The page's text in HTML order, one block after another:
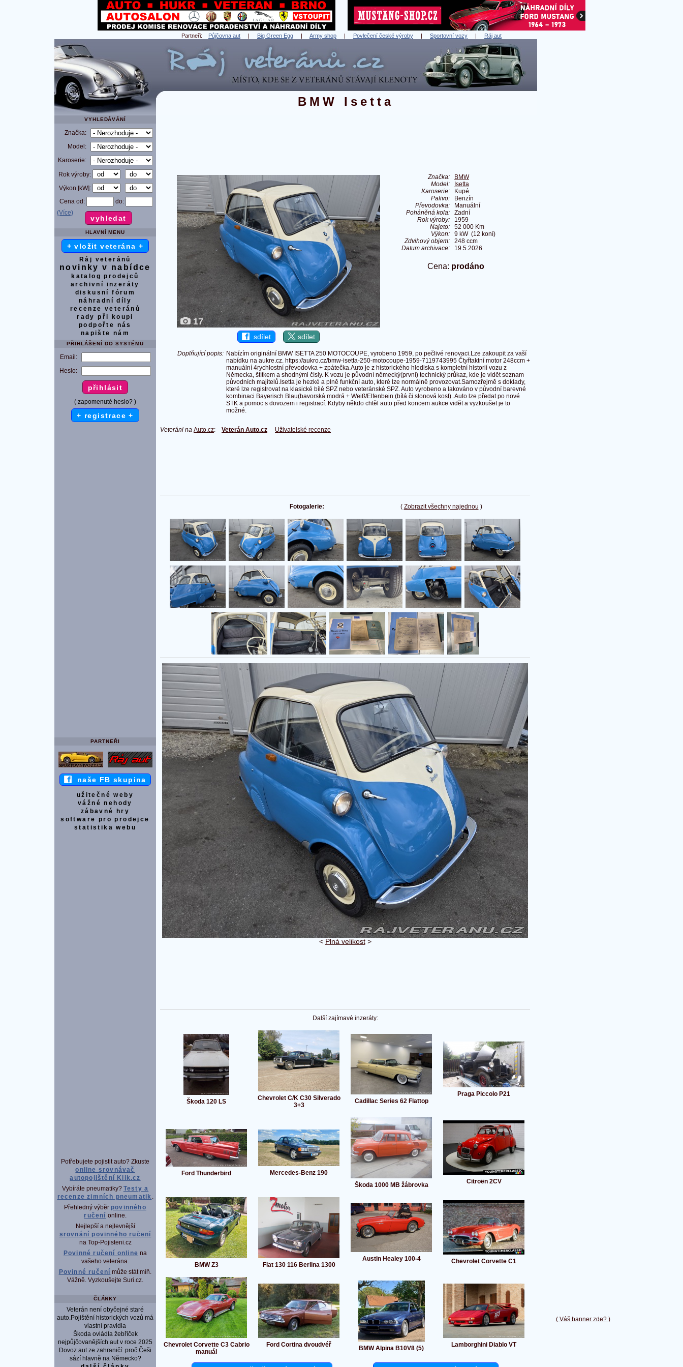
Partneři: Půjčovna aut | Big Green Egg | Army shop | Povlečení české výroby | Sportovní vozy | Ráj aut
( Váš banner zde? )
BMW Isetta
VYHLEDÁVÁNÍ
Značka:
Model:
Karoserie:
Rok výroby:
Výkon [kW]:
Cena od:
do:
(Více)
HLAVNÍ MENU
+ vložit veterána +
Ráj veteránů
novinky v nabídce
katalog prodejců
archivní inzeráty
diskusní fórum
náhradní díly
recenze veteránů
rady při koupi
podpořte nás
napište nám
PŘIHLÁŠENÍ DO SYSTÉMU
Email:
Heslo:
( zapomenuté heslo? )
+ registrace +
PARTNEŘI
naše FB skupina
užitečné weby
vážné nehody
zábavné hry
software pro prodejce
statistika webu
Potřebujete pojistit auto? Zkuste
online srovnávač
autopojištění Klik.cz
Vybíráte pneumatiky? Testy a
recenze zimních pneumatik .
Přehledný výběr povinného
ručení online.
Nejlepší a nejlevnější
srovnání povinného ručení
na Top-Pojisteni.cz
Povinné ručení online na
vašeho veterána.
Povinné ručení může stát míň.
Vážně. Vyzkoušejte Suri.cz.
ČLÁNKY
Veterán není obyčejné staré
auto.Pojištění historických vozů má
vlastní pravidla
Škoda ovládla žebříček
nejpůjčovanějších aut v roce 2025
Dovoz aut ze zahraničí: proč Češi
sází hlavně na Německo?
17
sdílet sdílet
Značka:
BMW
Model:
Isetta
Karoserie:
Kupé
Palivo:
Benzín
Převodovka:
Manuální
Poháněná kola:
Zadní
Rok výroby:
1959
Najeto:
52 000 Km
Výkon:
9 kW (12 koní)
Zdvihový objem:
248 ccm
Datum archivace:
19.5.2026
Cena: prodáno
Doplňující popis: Nabízím originální BMW ISETTA 250 MOTOCOUPE, vyrobeno 1959, po pečlivé renovaci.Lze zakoupit za vaší
nabídku na aukre.cz. https://aukro.cz/bmw-isetta-250-motocoupe-1959-7119743995 Čtyřtaktní motor 248ccm +
manuální 4rychlostní převodovka + zpátečka.Auto je z historického hlediska s kompletní historií vozu z
Německa, štítkem a shodnými čísly. K vozu je původní německý(první) technický průkaz, kde je vidět seznam
původních majitelů.Isetta je hezké a plně funkční auto, které lze normálně provozovat.Samozřejmě s doklady,
které lze registrovat na klasické bílé SPZ nebo veteránské SPZ. Auto vyrobeno a lakováno v původní barevné
kombinaci Bayerisch Blau(bavorská modrá + Weiß/Elfenbein (bílá či slonová kost)..Auto lze předat po nové
STK a pomoc s dovozem i registrací. Kdyby někdo chtěl auto před koncem aukce vidět a vyzkoušet je to
možné.
Veteráni na Auto.cz: Veterán Auto.cz Uživatelské recenze
( Zobrazit všechny najednou )
Fotogalerie:
< Plná velikost>
Další zajímavé inzeráty:
Škoda 120 LS
Chevrolet C/K C30 Silverado
3+3
Cadillac Series 62 Flattop
Praga Piccolo P21
Ford Thunderbird
Mercedes-Benz 190
Škoda 1000 MB žábrovka
Citroën 2CV
BMW Z3 Fiat 130 116 Berlina 1300
Austin Healey 100-4 Chevrolet Corvette C1
Chevrolet Corvette C3 Cabrio
manuál
Ford Cortina dvoudvéř BMW Alpina B10V8 (5) Lamborghini Diablo VT